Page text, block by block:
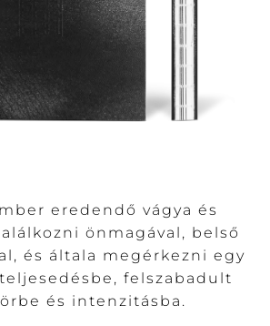
eredendő vágya és
önmagával, belső
és általa megérkezni egy
felszabadult
és intenzitásba.